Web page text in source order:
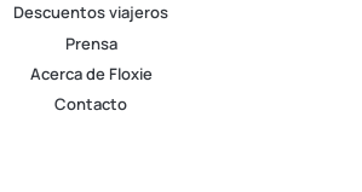
Descuentos viajeros
Prensa
Acerca de Floxie
Contacto